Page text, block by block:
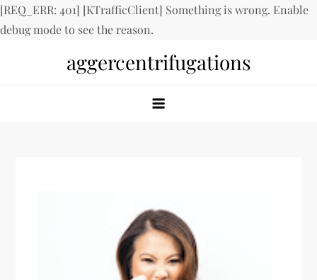
[REQ_ERR: 401] [KTrafficClient] Something is wrong. Enable
debug mode to see the reason.
aggercentrifugations